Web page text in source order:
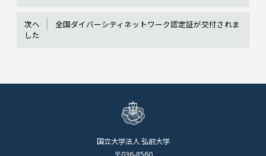
次へ
全国ダイバーシティネットワーク認定証が交付されま
した
国立大学法人 弘前大学